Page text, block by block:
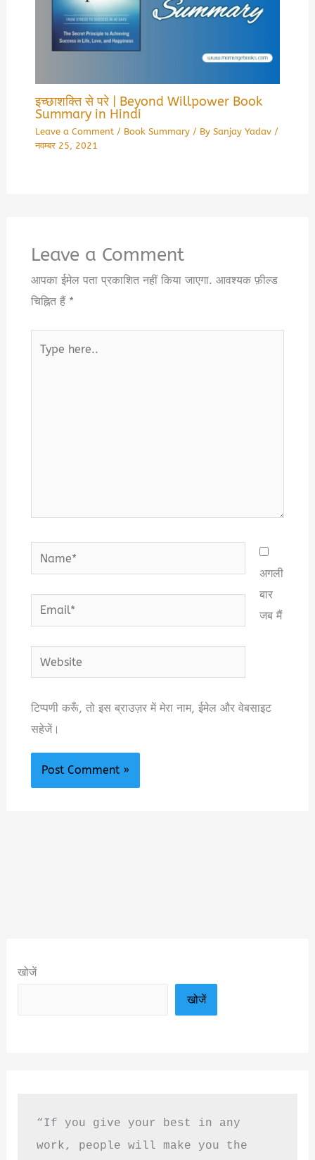
इच्छाशक्ति से परे | Beyond Willpower Book
Summary in Hindi
Leave a Comment / Book Summary/ By Sanjay Yadav /
नवम्बर 25, 2021
Leave a Comment
आपका ईमेल पता प्रकाशित नहीं किया जाएगा. आवश्यक फ़ील्ड
चिह्नित हैं *
here..
Name*
Email*
Website
अगली
बार
जब मैं
टिप्पणी करूँ, तो इस ब्राउज़र में मेरा नाम, ईमेल और वेबसाइट
सहेजें।
खोजें
खोजें
“If you give your best in any
work, people will make you the